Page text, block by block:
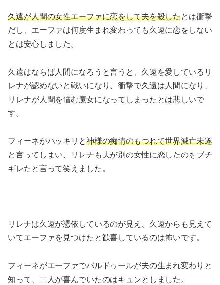
久遠が人間の女性エーファに恋をして夫を殺したとは衝撃
だし、エーファは何度生まれ変わっても久遠に恋をしない
とは安心しました。
久遠はならば人間になろうと言うと、久遠を愛しているリ
レナが認めないと戦いになり、衝撃で久遠は人間になり、
リレナが人間を憎む魔女になってしまったとは悲しいで
す。
フィーネがハッキリと神様の痴情のもつれで世界滅亡未遂
と言ってしまい、リレナも夫が別の女性に恋したのをブチ
ギレたと言って笑えました。
リレナは久遠が憑依しているのが見え、久遠からも見えて
いてエーファを見つけたと歓喜しているのは怖いです。
フィーネがエーファでバルドゥールが夫の生まれ変わりと
知って、二人が喜んでいたのはキュンとしました。